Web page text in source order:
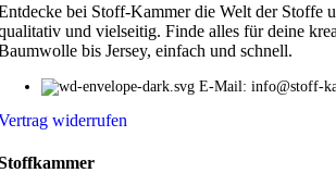
bei Stoff-Kammer die Welt der Stoffe
und vielseitig. Finde alles für deine
bis Jersey, einfach und schnell.
E-Mail: info@stoff-
widerrufen